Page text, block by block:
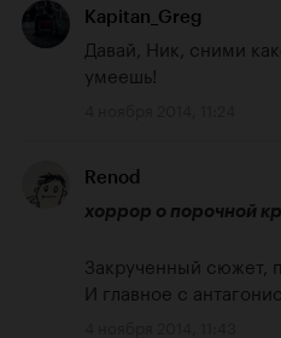
Kapitan_Greg
Давай, Ник, сними
умеешь!
Renod
хоррор о порочной
Закрученный сюжет,
И главное с